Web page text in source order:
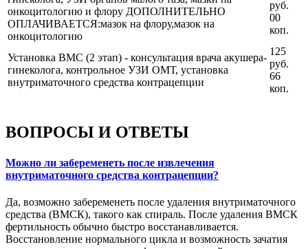
онкоцитологию и флору ДОПОЛНИТЕЛЬНО
ОПЛАЧИВАЕТСЯ:мазок на флору,мазок на
онкоцитологию
руб.
00
коп.
Установка ВМС (2 этап) - консультация врача акушера-
гинеколога, контрольное УЗИ ОМТ, установка
внутриматочного средства контрацепции
125
руб.
66
коп.
ВОПРОСЫ И ОТВЕТЫ
Можно ли забеременеть после извлечения
внутриматочного средства контрацепции?
Да, возможно забеременеть после удаления внутриматочного
средства (ВМСК), такого как спираль. После удаления ВМСК
фертильность обычно быстро восстанавливается.
Восстановление нормального цикла и возможность зачатия